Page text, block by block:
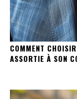
COMMENT
ASSORTIE À SON